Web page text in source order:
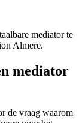
mediator te
Almere.
mediator
de vraag waarom